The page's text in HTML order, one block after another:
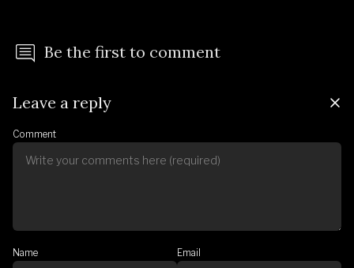
Be the first to comment
Leave a reply
Comment
Name Email